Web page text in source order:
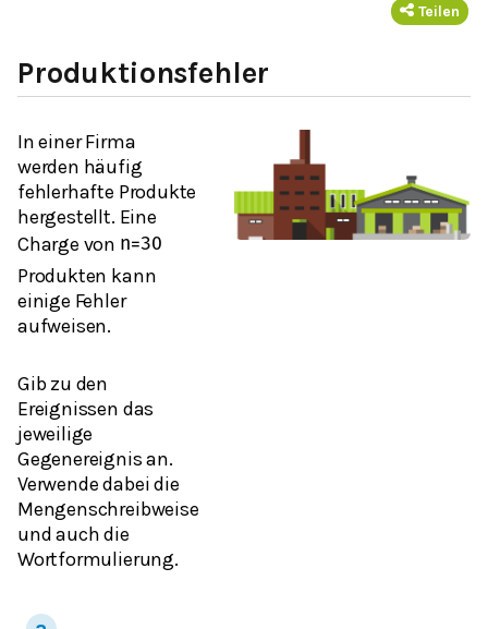
Teilen
Produktionsfehler
In einer Firma
werden häufig
fehlerhafte Produkte
hergestellt. Eine
Charge von n=30
Produkten kann
einige Fehler
aufweisen.
Gib zu den
Ereignissen das
jeweilige
Gegenereignis an.
Verwende dabei die
Mengenschreibweise
und auch die
Wortformulierung.